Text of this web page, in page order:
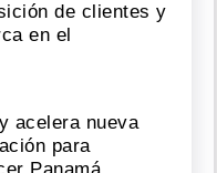
de clientes y
en el
acelera nueva
para